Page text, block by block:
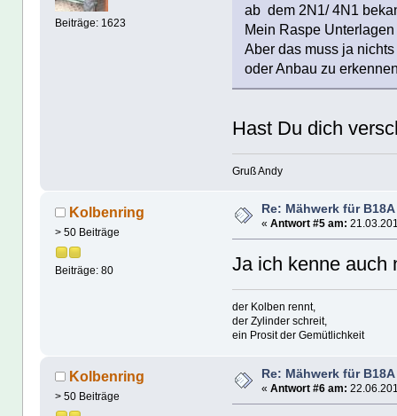
Beiträge: 1623
ab dem 2N1/ 4N1
Mein Raspe
Aber das muss ja
oder Anbau zu
Hast Du dich
Gruß Andy
Kolbenring
> 50 Beiträge
Beiträge: 80
Re: Mähwerk für B18A
« Antwort #5 am:
Ja ich kenne
der Kolben rennt,
der Zylinder schreit,
ein Prosit der Gemütlichkeit
Kolbenring
> 50 Beiträge
Re: Mähwerk für B18A
« Antwort #6 am: